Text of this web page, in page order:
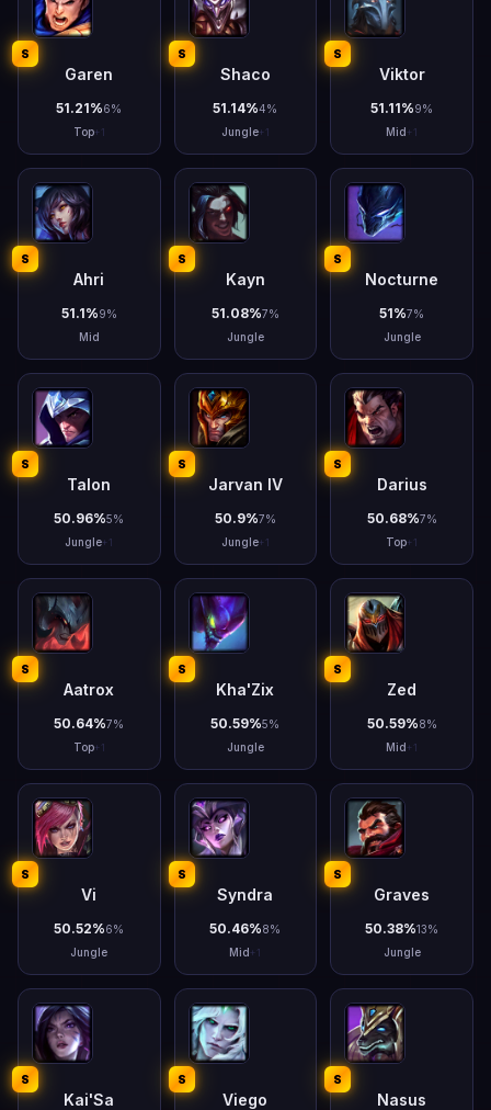
S
Garen
51.21%6%
Top+ 1
S
Shaco
51.14%4%
Jungle+ 1
S
Viktor
51.11%9%
Mid+ 1
S
Ahri
51.1%9%
Mid
S
Kayn
51.08%7%
Jungle
S
Nocturne
51%7%
Jungle
S
Talon
50.96%5%
Jungle+ 1
S
Jarvan IV
50.9%7%
Jungle+ 1
S
Darius
50.68%7%
Top+ 1
S
Aatrox
50.64%7%
Top+ 1
S
Kha'Zix
50.59%5%
Jungle
S
Zed
50.59%8%
Mid+ 1
S
Vi
50.52%6%
Jungle
S
Syndra
50.46%8%
Mid+ 1
S
Graves
50.38%13%
Jungle
S
Kai'Sa
S
Viego
S
Nasus